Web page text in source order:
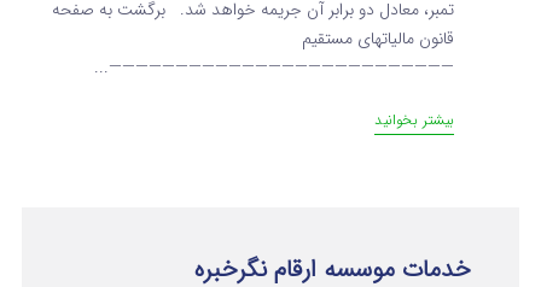
تمبر، معادل دو برابر آن جریمه خواهد شد. برگشت به صفحه
قانون مالیاتهای مستقیم
——————————————————————————...
بیشتر بخوانید
خدمات موسسه ارقام نگرخبره